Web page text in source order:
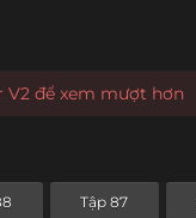
V2 để xem mượt hơn
Tập 87